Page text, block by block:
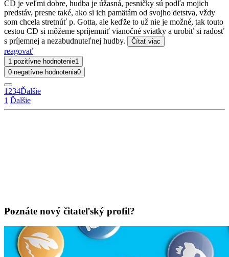
CD je veľmi dobre, hudba je úžasná, pesničky sú podľa mojich
predstáv, presne také, ako si ich pamätám od svojho detstva, vždy
som chcela stretnúť p. Gotta, ale keďže to už nie je možné, tak touto
cestou CD si môžeme spríjemniť vianočné sviatky a urobiť si radosť
s príjemnej a nezabudnuteľnej hudby.
Čítať viac
reagovať
1 pozitívne hodnotenie1
0 negatívne hodnotenia0
1 234Ďalšie
1 Ďalšie
Poznáte nový čitateľský profil?